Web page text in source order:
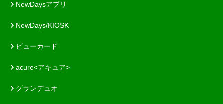
NewDaysアプリ
NewDays/KIOSK
ビューカード
acure<アキュア>
グランデュオ